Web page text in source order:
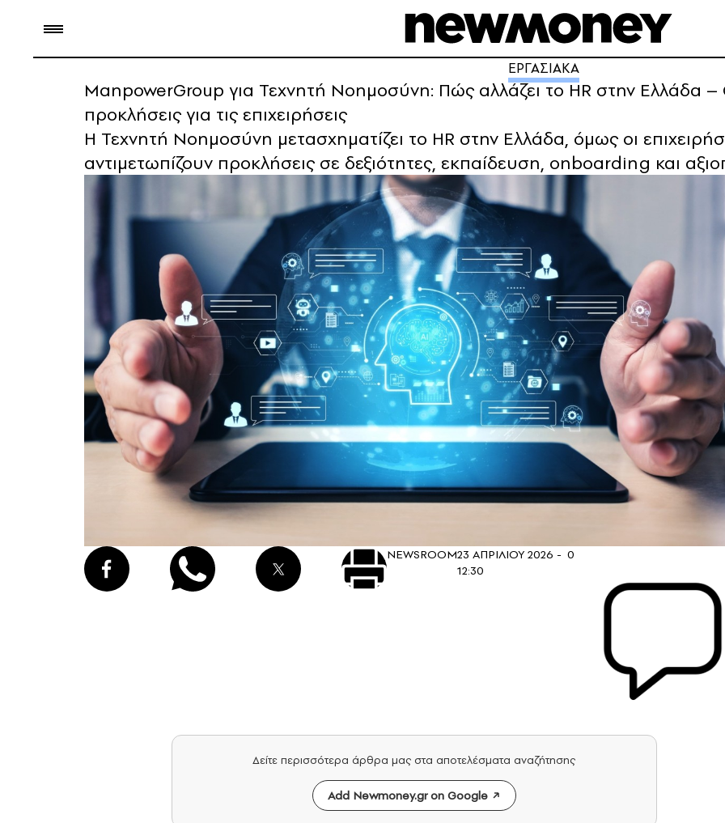
ΕΡΓΑΣΙΑΚΑ
ManpowerGroup για Τεχνητή Νοημοσύνη: Πώς αλλάζει το HR στην Ελλάδα –
προκλήσεις για τις επιχειρήσεις
Η Τεχνητή Νοημοσύνη μετασχηματίζει το HR στην Ελλάδα, όμως οι
αντιμετωπίζουν προκλήσεις σε δεξιότητες, εκπαίδευση, onboarding και
NEWSROOM23 ΑΠΡΙΛΙΟΥ 2026 -
12:30
0
Δείτε περισσότερα άρθρα μας στα αποτελέσματα αναζήτησης
Add Newmoney.gr on Google